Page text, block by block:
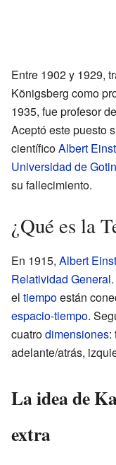
Entre 1902 y 1929,
Königsberg como
1935, fue profesor
Aceptó este puesto
científicoAlbert
Universidad de
su fallecimiento.
¿Qué es la
En 1915, Albert
Relatividad General
el tiempoestán
espacio-tiempo.
cuatrodimensiones:
adelante/atrás,
La idea de
extra